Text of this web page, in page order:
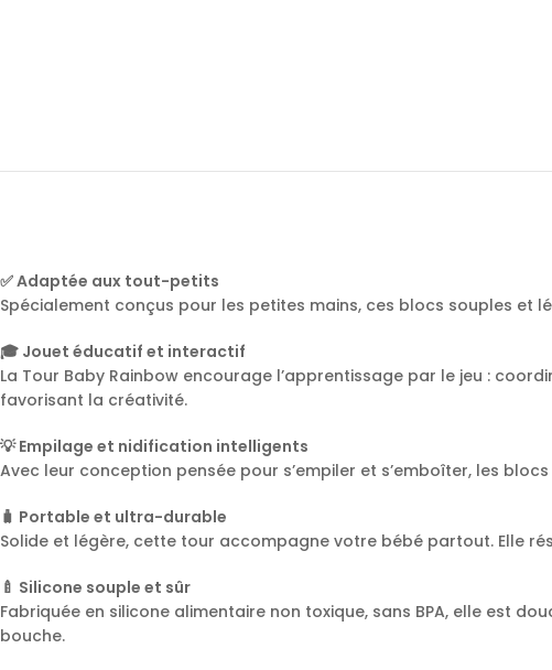
✅ Adaptée aux tout-petits
Spécialement conçus pour les petites mains, ces blocs souples et
🎓 Jouet éducatif et interactif
La Tour Baby Rainbow encourage l’apprentissage par le jeu :
favorisant la créativité.
💡 Empilage et nidification intelligents
Avec leur conception pensée pour s’empiler et s’emboîter, les
🧳 Portable et ultra-durable
Solide et légère, cette tour accompagne votre bébé partout. Elle
🍼 Silicone souple et sûr
Fabriquée en silicone alimentaire non toxique, sans BPA, elle est
bouche.